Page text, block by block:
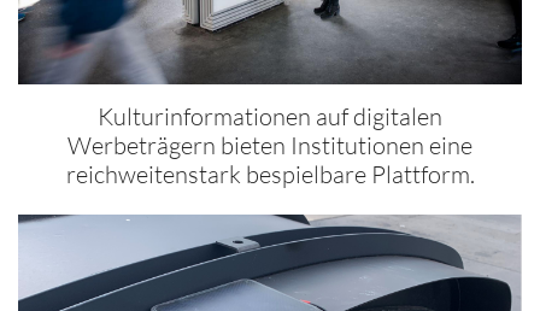
Kulturinformationen auf digitalen
Werbeträgern bieten Institutionen eine
reichweitenstark bespielbare Plattform.